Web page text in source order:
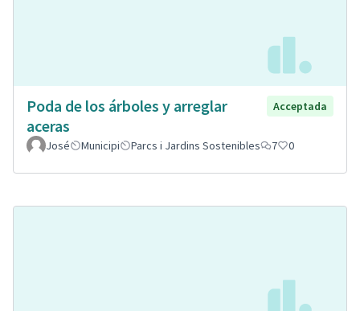
Poda de los árboles y arreglar
aceras
Acceptada
José Municipi Parcs i Jardins Sostenibles 7 0